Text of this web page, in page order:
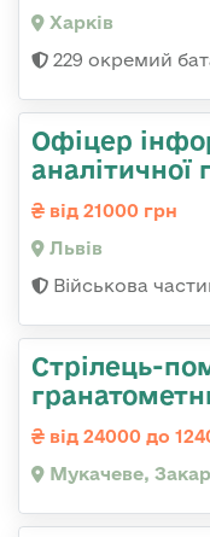
Харків
229 окремий
Офіцер
аналітичної
від 21000 грн
Львів
Військова
Стрілець-
від 24000 до
Мукачеве,